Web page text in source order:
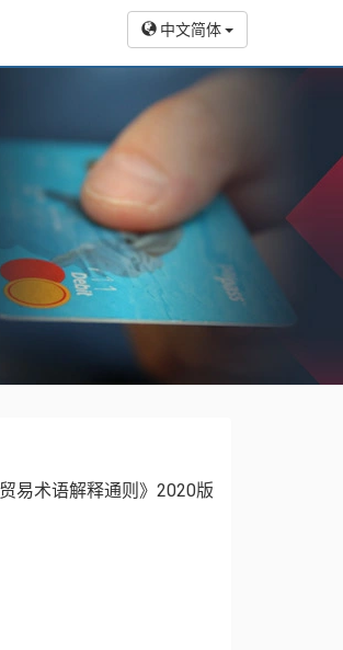
中文简体
易术语解释通则》2020版